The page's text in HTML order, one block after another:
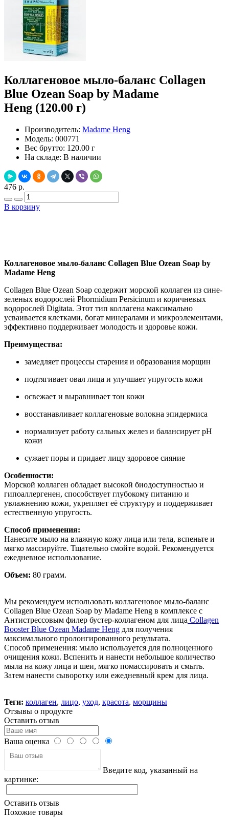
Коллагеновое мыло-баланс Collagen
Blue Ozean Soap by Madame
Heng (120.00 г)
Производитель: Madame Heng
Модель: 000771
Вес брутто: 120.00 г
На складе: В наличии
476 р.
В корзину
Коллагеновое мыло-баланс Collagen Blue Ozean Soap by
Madame Heng
Collagen Blue Ozean Soap содержит морской коллаген из сине-
зеленых водорослей Phormidium Persicinum и коричневых
водорослей Digitata. Этот тип коллагена максимально
усваивается клетками, богат минералами и микроэлементами,
эффективно поддерживает молодость и здоровье кожи.
Преимущества:
замедляет процессы старения и образования морщин
подтягивает овал лица и улучшает упругость кожи
освежает и выравнивает тон кожи
восстанавливает коллагеновые волокна эпидермиса
нормализует работу сальных желез и балансирует рН
кожи
сужает поры и придает лицу здоровое сияние
Особенности:
Морской коллаген обладает высокой биодоступностью и
гипоаллергенен, способствует глубокому питанию и
увлажнению кожи, укрепляет её структуру и поддерживает
естественную упругость.
Способ применения:
Нанесите мыло на влажную кожу лица или тела, вспеньте и
мягко массируйте. Тщательно смойте водой. Рекомендуется
ежедневное использование.
Объем: 80 грамм.
Мы рекомендуем использовать коллагеновое мыло-баланс
Collagen Blue Ozean Soap by Madame Heng в комплексе с
Антистрессовым филер бустер-коллагеном для лица Collagen
Booster Blue Ozean Madame Heng для получения
максимального пролонгированного результата.
Способ применения: мыло используется для полноценного
очищения кожи. Вспенить и нанести небольшое количество
мыла на кожу лица и шеи, мягко помассировать и смыть.
Затем нанести сыворотку или ежедневный крем для лица.
Теги: коллаген, лицо, уход, красота, морщины
Отзывы о продукте
Оставить отзыв
Ваша оценка
Введите код, указанный на
картинке:
Оставить отзыв
Похожие товары